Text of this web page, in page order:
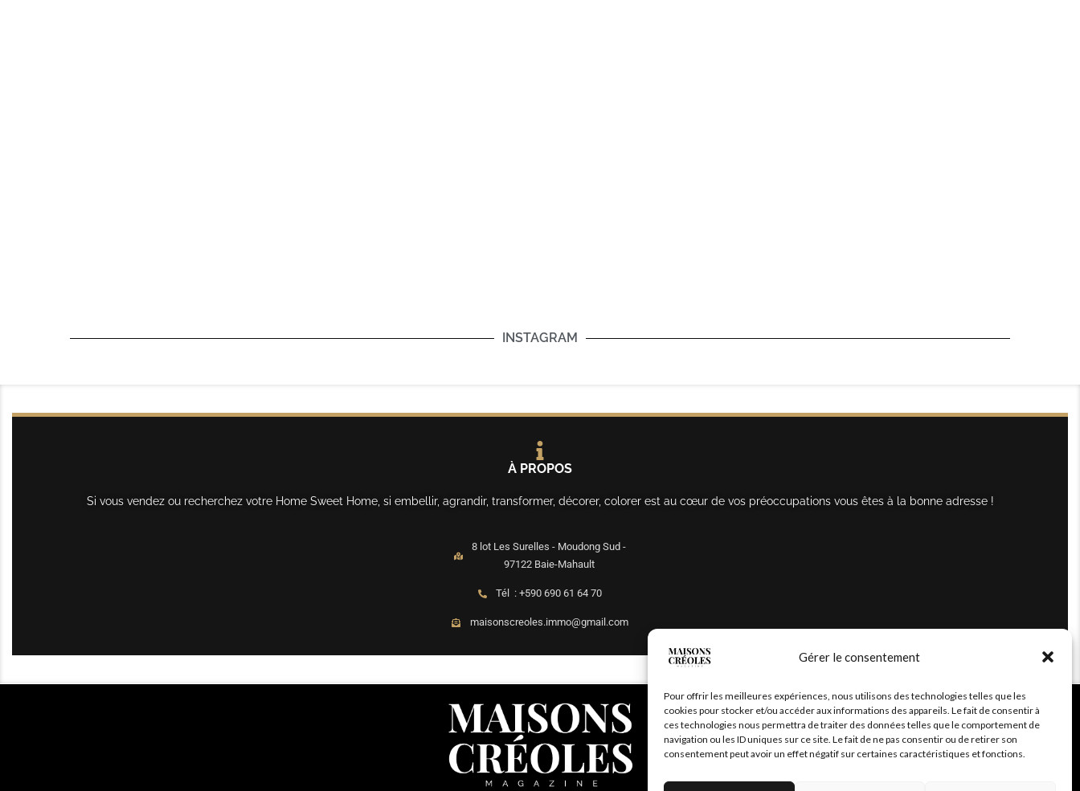
Gérer le consentement
Pour offrir les meilleures expériences, nous utilisons des technologies telles que les
cookies pour stocker et/ou accéder aux informations des appareils. Le fait de consentir à
ces technologies nous permettra de traiter des données telles que le comportement de
navigation ou les ID uniques sur ce site. Le fait de ne pas consentir ou de retirer son
consentement peut avoir un effet négatif sur certaines caractéristiques et fonctions.
INSTAGRAM
À PROPOS
Si vous vendez ou recherchez votre Home Sweet Home, si embellir, agrandir, transformer, décorer, colorer est au cœur de vos préoccupations vous êtes à la bonne adresse !
8 lot Les Surelles - Moudong Sud -
97122 Baie-Mahault
Tél : +590 690 61 64 70
maisonscreoles.immo@gmail.com